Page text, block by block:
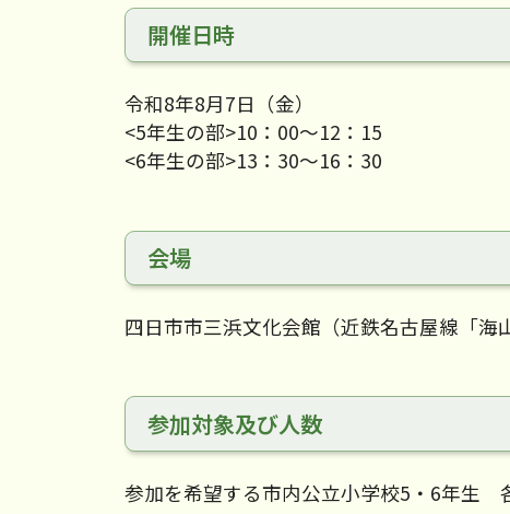
開催日時
令和8年8月7日（金）
<5年生の部>10：00～12：15
<6年生の部>13：30～16：30
会場
四日市市三浜文化会館（近鉄名古屋線「海
参加対象及び人数
参加を希望する市内公立小学校5・6年生